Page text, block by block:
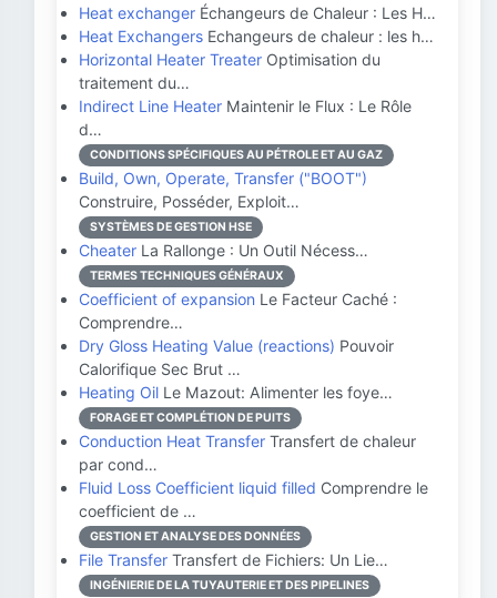
Heat exchanger Échangeurs de Chaleur : Les H…
Heat Exchangers Echangeurs de chaleur : les h…
Horizontal Heater Treater Optimisation du
traitement du…
Indirect Line Heater Maintenir le Flux : Le Rôle
d…
CONDITIONS SPÉCIFIQUES AU PÉTROLE ET AU GAZ
Build, Own, Operate, Transfer ("BOOT")
Construire, Posséder, Exploit…
SYSTÈMES DE GESTION HSE
Cheater La Rallonge : Un Outil Nécess…
TERMES TECHNIQUES GÉNÉRAUX
Coefficient of expansion Le Facteur Caché :
Comprendre…
Dry Gloss Heating Value (reactions) Pouvoir
Calorifique Sec Brut …
Heating Oil Le Mazout: Alimenter les foye…
FORAGE ET COMPLÉTION DE PUITS
Conduction Heat Transfer Transfert de chaleur
par cond…
Fluid Loss Coefficient liquid filled Comprendre le
coefficient de …
GESTION ET ANALYSE DES DONNÉES
File Transfer Transfert de Fichiers: Un Lie…
INGÉNIERIE DE LA TUYAUTERIE ET DES PIPELINES